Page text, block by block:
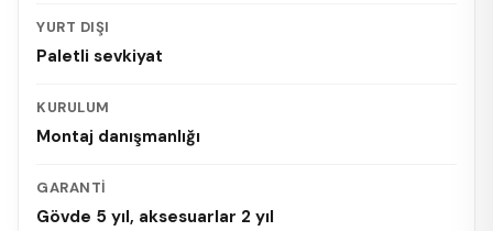
YURT DIŞI
Paletli sevkiyat
KURULUM
Montaj danışmanlığı
GARANTI
Gövde 5 yıl, aksesuarlar 2 yıl